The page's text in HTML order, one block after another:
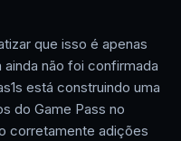
que isso é apenas
não foi confirmada
está construindo uma
do Game Pass no
corretamente adições